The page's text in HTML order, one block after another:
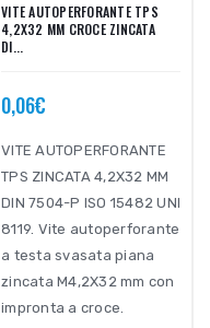
VITE AUTOPERFORANTE TPS
4,2X32 MM CROCE ZINCATA
DI...
0,06€
VITE AUTOPERFORANTE
TPS ZINCATA 4,2X32 MM
DIN 7504-P ISO 15482 UNI
8119. Vite autoperforante
a testa svasata piana
zincata M4,2X32 mm con
impronta a croce.